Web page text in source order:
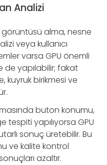
Analizi
görüntüsü alma, nesne
veya kullanıcı
varsa GPU önemli
de yapılabilir; fakat
kuyruk birikmesi ve
buton konumu,
yapılıyorsa GPU
sonuç üretebilir. Bu
ve kalite kontrol
azaltır.